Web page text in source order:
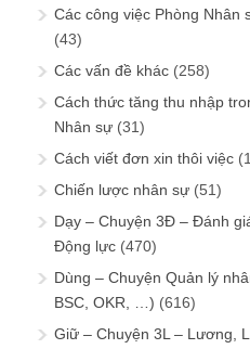
Các công việc Phòng Nhân
(43)
Các vấn đề khác (258)
Cách thức tăng thu nhập
Nhân sự (31)
Cách viết đơn xin thôi việc
Chiến lược nhân sự (51)
Dạy – Chuyện 3Đ – Đánh
Động lực (470)
Dùng – Chuyện Quản lý
BSC, OKR, …) (616)
Giữ – Chuyện 3L – Lương,